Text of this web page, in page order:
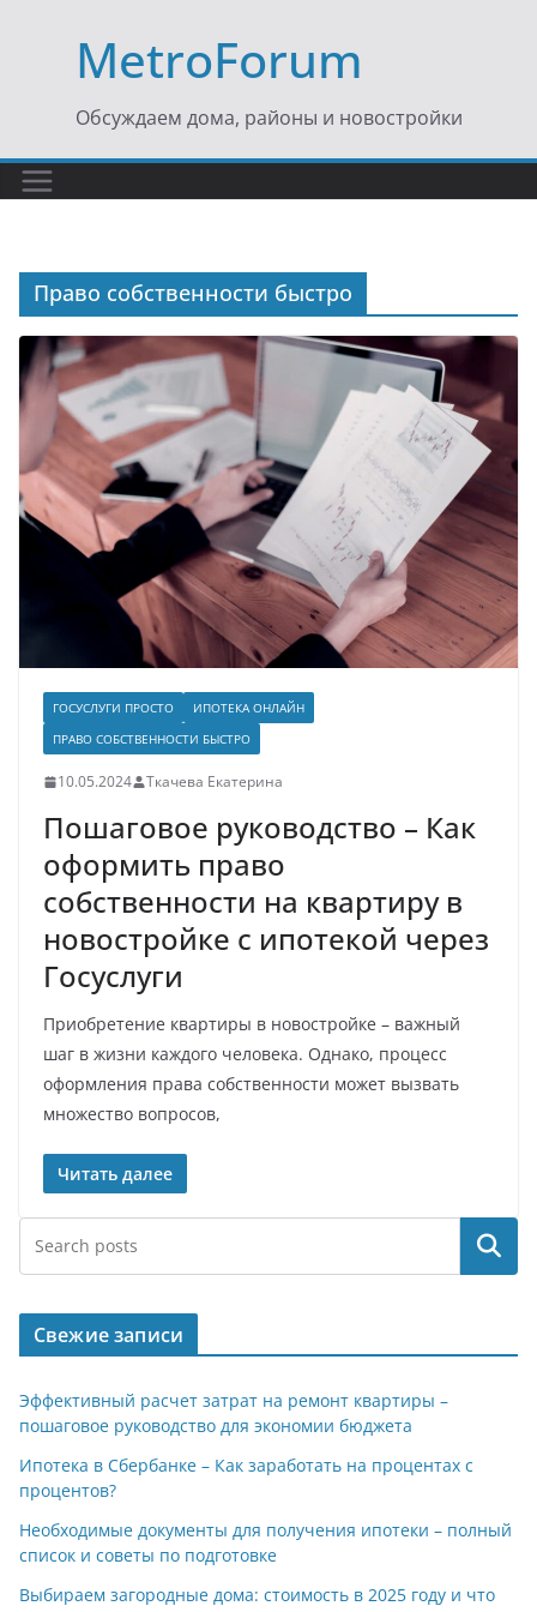
содержимомуMetroForum
Обсуждаем дома, районы и новостройки
Право собственности быстро
ГОСУСЛУГИ ПРОСТО
ИПОТЕКА ОНЛАЙН
ПРАВО СОБСТВЕННОСТИ БЫСТРО
10.05.2024 Ткачева Екатерина
Пошаговое руководство – Как
оформить право
собственности на квартиру в
новостройке с ипотекой через
Госуслуги
Приобретение квартиры в новостройке – важный
шаг в жизни каждого человека. Однако, процесс
оформления права собственности может вызвать
множество вопросов,
Читать далее
Поиск
Свежие записи
Эффективный расчет затрат на ремонт квартиры –
пошаговое руководство для экономии бюджета
Ипотека в Сбербанке – Как заработать на процентах с
процентов?
Необходимые документы для получения ипотеки – полный
список и советы по подготовке
Выбираем загородные дома: стоимость в 2025 году и что